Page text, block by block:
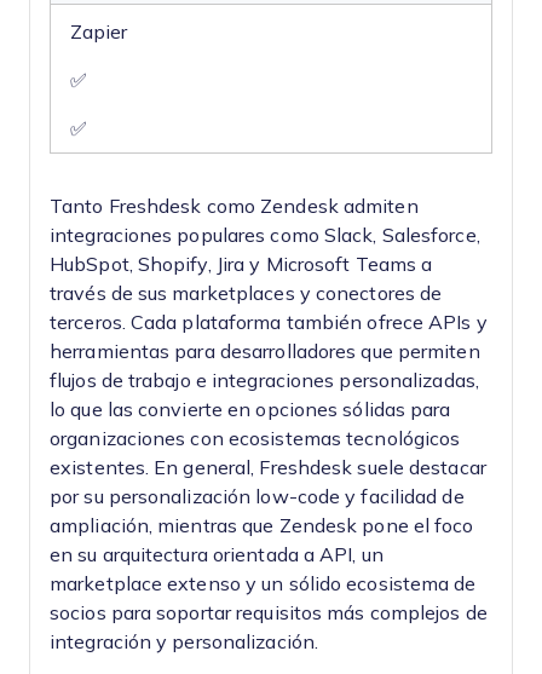
Zapier
✅
✅
Tanto Freshdesk como Zendesk admiten
integraciones populares como Slack, Salesforce,
HubSpot, Shopify, Jira y Microsoft Teams a
través de sus marketplaces y conectores de
terceros. Cada plataforma también ofrece APIs y
herramientas para desarrolladores que permiten
flujos de trabajo e integraciones personalizadas,
lo que las convierte en opciones sólidas para
organizaciones con ecosistemas tecnológicos
existentes. En general, Freshdesk suele destacar
por su personalización low-code y facilidad de
ampliación, mientras que Zendesk pone el foco
en su arquitectura orientada a API, un
marketplace extenso y un sólido ecosistema de
socios para soportar requisitos más complejos de
integración y personalización.